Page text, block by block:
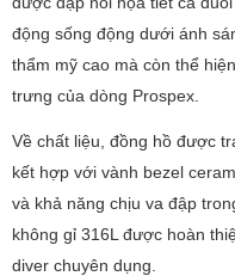
động sống động dưới ánh
thẩm mỹ cao mà còn thể
trưng của dòng Prospex.
Về chất liệu, đồng hồ được
kết hợp với vành bezel
và khả năng chịu va đập
không gỉ 316L được hoàn
diver chuyên dụng.